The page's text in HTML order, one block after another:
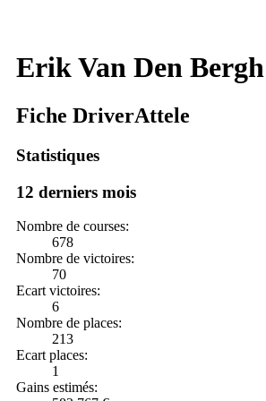
Erik Van Den Bergh
Fiche DriverAttele
Statistiques
12 derniers mois
Nombre de courses:
678
Nombre de victoires:
70
Ecart victoires:
6
Nombre de places:
213
Ecart places:
1
Gains estimés: